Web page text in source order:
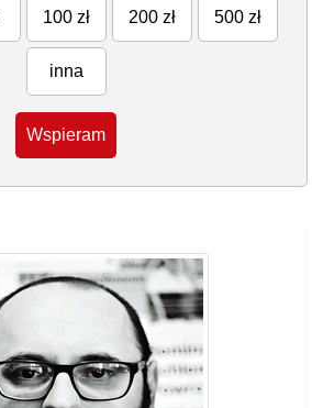
100 zł 200 zł 500 zł
inna
Wspieram